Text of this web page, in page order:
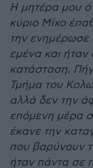
Η μητέρα μου
κύριο Μίχο
την ενημέρωσε
εμένα και
κατάσταση.
Τμήμα του
αλλά δεν την
επόμενη μέρα
έκανε την
που βαρύνουν
ήταν πάντα σε